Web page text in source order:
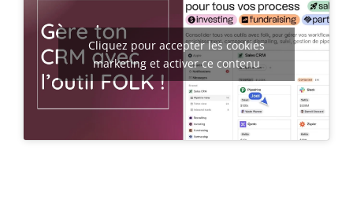
Cliquez pour accepter les cookies
marketing et activer ce contenu